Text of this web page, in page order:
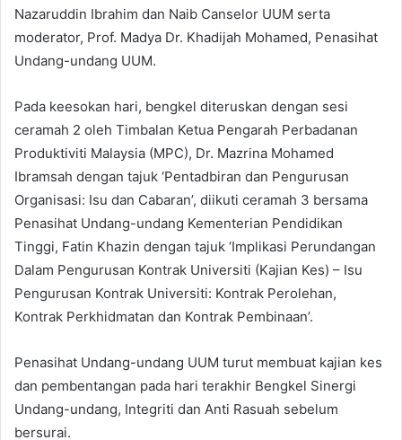
Nazaruddin Ibrahim dan Naib Canselor UUM serta
moderator, Prof. Madya Dr. Khadijah Mohamed, Penasihat
Undang-undang UUM.
Pada keesokan hari, bengkel diteruskan dengan sesi
ceramah 2 oleh Timbalan Ketua Pengarah Perbadanan
Produktiviti Malaysia (MPC), Dr. Mazrina Mohamed
Ibramsah dengan tajuk ‘Pentadbiran dan Pengurusan
Organisasi: Isu dan Cabaran’, diikuti ceramah 3 bersama
Penasihat Undang-undang Kementerian Pendidikan
Tinggi, Fatin Khazin dengan tajuk ‘Implikasi Perundangan
Dalam Pengurusan Kontrak Universiti (Kajian Kes) – Isu
Pengurusan Kontrak Universiti: Kontrak Perolehan,
Kontrak Perkhidmatan dan Kontrak Pembinaan’.
Penasihat Undang-undang UUM turut membuat kajian kes
dan pembentangan pada hari terakhir Bengkel Sinergi
Undang-undang, Integriti dan Anti Rasuah sebelum
bersurai.